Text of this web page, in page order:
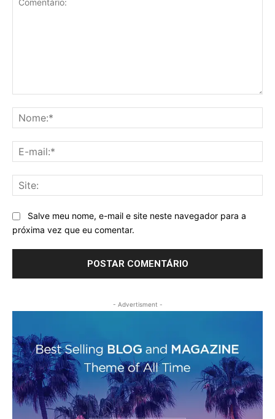
Salve meu nome, e-mail e site neste navegador para a
próxima vez que eu comentar.
- Advertisment -